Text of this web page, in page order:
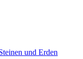
und Erden